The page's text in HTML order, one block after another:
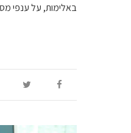
באלימות, על ענפי